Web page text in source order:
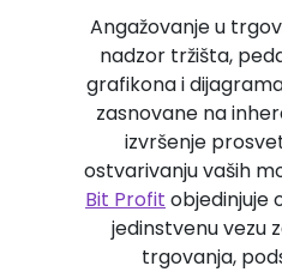
Angažovanje u
nadzor tržišta,
grafikona i
zasnovane na
izvršenje
ostvarivanju vaših
Bit Profit objedinjuje
jedinstvenu vezu
trgovanja,